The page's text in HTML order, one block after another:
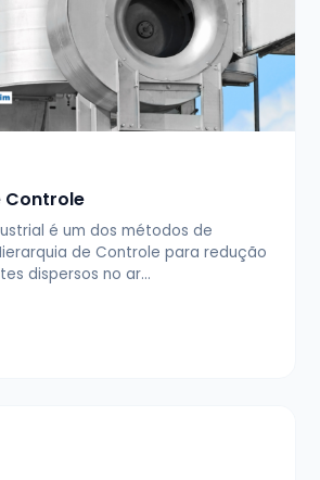
Controle
é um dos métodos de
de Controle para redução
dispersos no ar…